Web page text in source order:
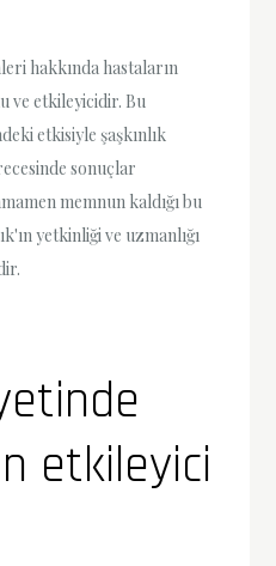
hakkında hastaların
ve etkileyicidir. Bu
etkisiyle şaşkınlık
sonuçlar
memnun kaldığı bu
yetkinliği ve uzmanlığı
etkileyici